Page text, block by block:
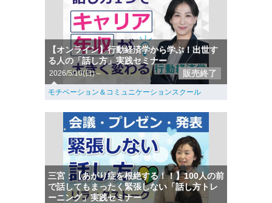
【オンライン】行動経済学から学ぶ！出世す
る人の「話し方」実践セミナー
2026/5/10(日)～ 販売終了
モチベーション＆コミュニケーションスクール
三宮：【あがり症を根絶する！！】100人の前
で話してもまったく緊張しない「話し方トレ
ーニング」実践セミナー